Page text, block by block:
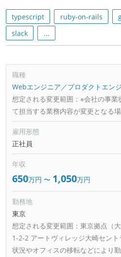
typescript ruby-on-rails
slack
...
職種
Webエンジニア／プロダクトエン
想定される変更範囲： ※会社の事業
て担当する業務内容が変更となる場
雇用形態
正社員
年収
650万円 〜 1,050万円
勤務地
東京
想定される変更範囲： 東京拠点（
1-2-2 アートヴィレッジ大崎セン
状況やオフィスの移転などにより